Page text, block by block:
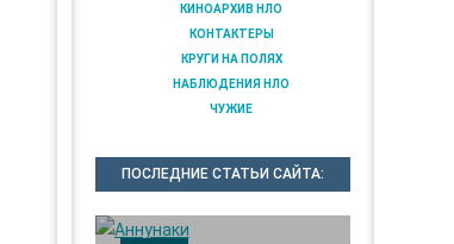
КИНОАРХИВ НЛО
КОНТАКТЕРЫ
КРУГИ НА ПОЛЯХ
НАБЛЮДЕНИЯ НЛО
ЧУЖИЕ
ПОСЛЕДНИЕ СТАТЬИ САЙТА: